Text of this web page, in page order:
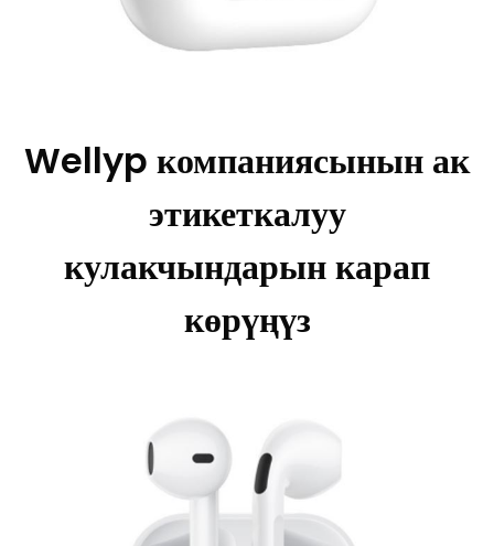
Wellyp компаниясынын ак
этикеткалуу
кулакчындарын карап
көрүңүз